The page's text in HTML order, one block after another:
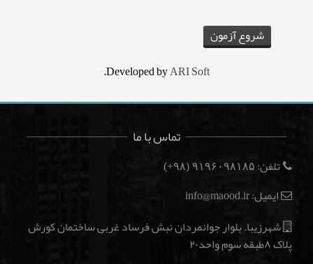
Developed byARI Soft
.
تماس با ما
تلفن: ۹۱۹۶۰۹۸۱۸۵ (۹۸+)
ایمیل: info@maood.ir
شهرزیبا. بلوار جوانمردان نبش فرساد غربی ساختمان کورش
پلاک ۸طبقه سوم واحد۲۰